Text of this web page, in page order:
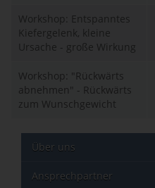
Workshop: Entspanntes
Kiefergelenk, kleine
Ursache - große Wirkung
Workshop: "Rückwärts
abnehmen" - Rückwärts
zum Wunschgewicht
Über uns
Ansprechpartner